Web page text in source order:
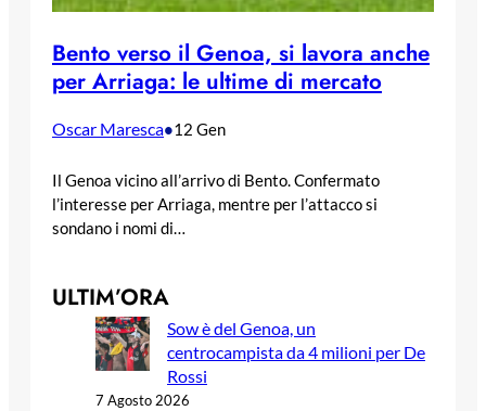
Bento verso il Genoa, si lavora anche
per Arriaga: le ultime di mercato
Oscar Maresca•12 Gen
Il Genoa vicino all’arrivo di Bento. Confermato
l’interesse per Arriaga, mentre per l’attacco si
sondano i nomi di…
ULTIM’ORA
Sow è del Genoa, un
centrocampista da 4 milioni per De
Rossi
7 Agosto 2026